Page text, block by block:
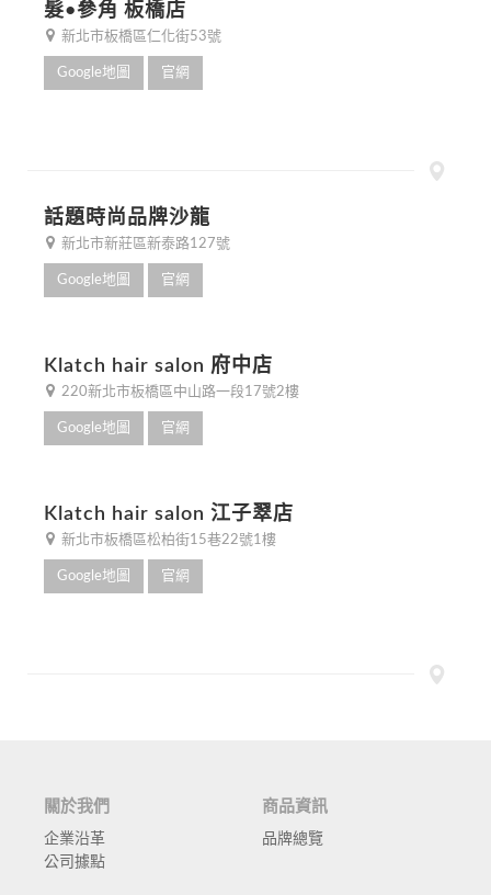
髮•參角 板橋店
新北市板橋區仁化街53號
Google地圖 官網
話題時尚品牌沙龍
新北市新莊區新泰路127號
Google地圖 官網
Klatch hair salon 府中店
220新北市板橋區中山路一段17號2樓
Google地圖 官網
Klatch hair salon 江子翠店
新北市板橋區松柏街15巷22號1樓
Google地圖 官網
關於我們
企業沿革
公司據點
商品資訊
品牌總覽